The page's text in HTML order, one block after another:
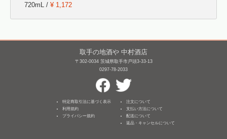
720mL / ¥ 1,172
取手の地酒や 中村酒店
〒302-0034 茨城県取手市戸頭3-33-13
0297-78-2033
特定商取引法に基づく表示
利用規約
プライバシー規約
注文について
支払い方法について
配送について
返品・キャンセルについて